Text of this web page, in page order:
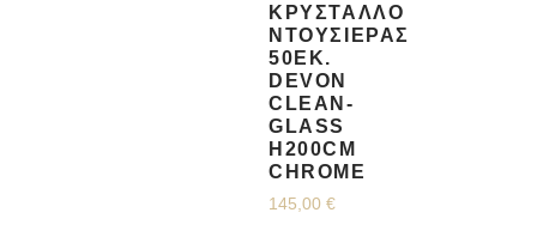
ΚΡΎΣΤΑΛΛΟ
ΝΤΟΥΣΙΈΡΑΣ
50ΕΚ.
DEVON
CLEAN-
GLASS
H200CM
CHROME
145,00 €